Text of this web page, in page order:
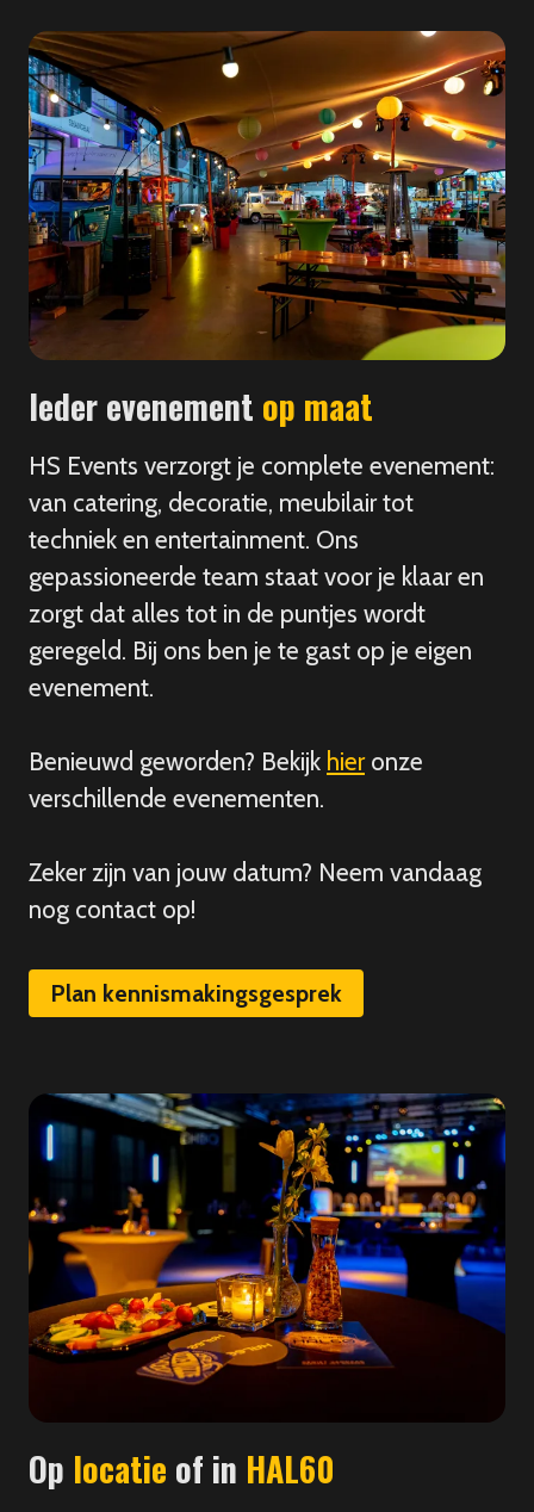
Ieder evenement op maat
HS Events verzorgt je complete evenement:
van catering, decoratie, meubilair tot
techniek en entertainment. Ons
gepassioneerde team staat voor je klaar en
zorgt dat alles tot in de puntjes wordt
geregeld. Bij ons ben je te gast op je eigen
evenement.
Benieuwd geworden? Bekijk hieronze
verschillende evenementen.
Zeker zijn van jouw datum? Neem vandaag
nog contact op!
Plan kennismakingsgesprek
Op locatie of in HAL60